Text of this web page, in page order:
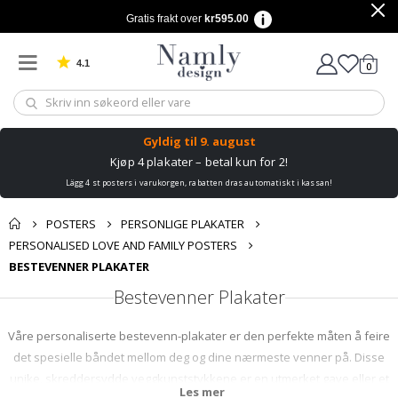
Gratis frakt over kr595.00
4.1 Basert på 1029 stemmer 0varer
Gyldig til 9. august
Kjøp 4 plakater – betal kun for 2!
Lägg 4 st posters i varukorgen, rabatten dras automatiskt i kassan!
POSTERS
PERSONLIGE PLAKATER
PERSONALISED LOVE AND FAMILY POSTERS
BESTEVENNER PLAKATER
Bestevenner Plakater
Våre personaliserte bestevenn-plakater er den perfekte måten å feire
det spesielle båndet mellom deg og dine nærmeste venner på. Disse
unike, skreddersydde veggkunststykkene er en utmerket gave eller et
Les mer